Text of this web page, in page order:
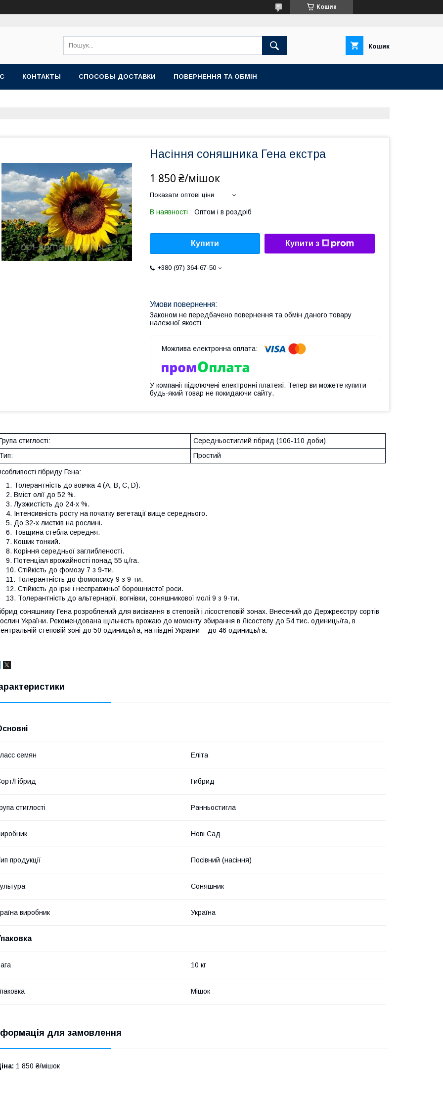
Кошик
Кошик
КОНТАКТЫ СПОСОБЫ ДОСТАВКИ ПОВЕРНЕННЯ ТА ОБМІН
Насіння соняшника Гена екстра
1 850 ₴/мішок
Показати оптові ціни
В наявності Оптом і в роздріб
Купити Купити з
+380 (97) 364-67-50
Законом не передбачено повернення та обмін даного товару
належної якості
У компанії підключені електронні платежі. Тепер ви можете купити
будь-який товар не покидаючи сайту.
стиглості:
Середньостиглий гібрид (106-110 доби)
Тип:
Простий
гібриду Гена:
Толерантність до вовчка 4 (А, В, С, D).
Вміст олії до 52 %.
Лузжистість до 24-х %.
Інтенсивність росту на початку вегетації вище середнього.
До 32-х листків на рослині.
Товщина стебла середня.
Кошик тонкий.
Коріння середньої заглибленості.
Потенціал врожайності понад 55 ц/га.
Стійкість до фомозу 7 з 9-ти.
Толерантність до фомопсису 9 з 9-ти.
Стійкість до іржі і несправжньої борошнистої роси.
Толерантність до альтернарії, вогнівки, соняшникової молі 9 з 9-ти.
соняшнику Гена розроблений для висівання в степовій і лісостеповій зонах. Внесений до Держреєстру сортів
України. Рекомендована щільність врожаю до моменту збирання в Лісостепу до 54 тис. одиниць/га, в
степовій зоні до 50 одиниць/га, на півдні України – до 46 одиниць/га.
семян Еліта
Гібрид Гибрид
стиглості Ранньостигла
Нові Сад
продукції Посівний (насіння)
Соняшник
виробник Україна
10 кг
Мішок
для замовлення
1 850 ₴/мішок